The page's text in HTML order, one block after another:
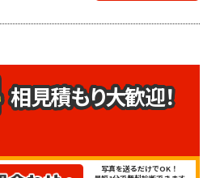
相見積もり大歓迎！
写真を送るだけでOK！